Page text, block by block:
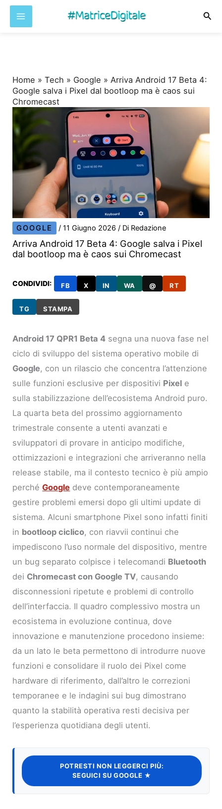
Home »Tech » Google »Arriva Android 17 Beta 4:
Google salva i Pixel dal bootloop ma è caos sui
Chromecast
GOOGLE /11 Giugno 2026/ Di Redazione
Arriva Android 17 Beta 4: Google salva i Pixel
dal bootloop ma è caos sui Chromecast
CONDIVIDI: FB X IN WA @ RT
TG STAMPA
Android 17 QPR1 Beta 4 segna una nuova fase nel
ciclo di sviluppo del sistema operativo mobile di
Google, con un rilascio che concentra l’attenzione
sulle funzioni esclusive per dispositivi Pixel e
sulla stabilizzazione dell’ecosistema Android puro.
La quarta beta del prossimo aggiornamento
trimestrale consente a utenti avanzati e
sviluppatori di provare in anticipo modifiche,
ottimizzazioni e integrazioni che arriveranno nella
release stabile, ma il contesto tecnico è più ampio
perchéGoogle deve contemporaneamente
gestire problemi emersi dopo gli ultimi update di
sistema. Alcuni smartphone Pixel sono infatti finiti
in bootloop ciclico, con riavvii continui che
impediscono l’uso normale del dispositivo, mentre
un bug separato colpisce i telecomandi Bluetooth
dei Chromecast con Google TV, causando
disconnessioni ripetute e problemi di controllo
dell’interfaccia. Il quadro complessivo mostra un
ecosistema in evoluzione continua, dove
innovazione e manutenzione procedono insieme:
da un lato le beta permettono di introdurre nuove
funzioni e consolidare il ruolo dei Pixel come
hardware di riferimento, dall’altro le correzioni
temporanee e le indagini sui bug dimostrano
quanto la stabilità operativa resti decisiva per
l’esperienza quotidiana degli utenti.
POTRESTI NON LEGGERCI PIÙ:
SEGUICI SU GOOGLE ★